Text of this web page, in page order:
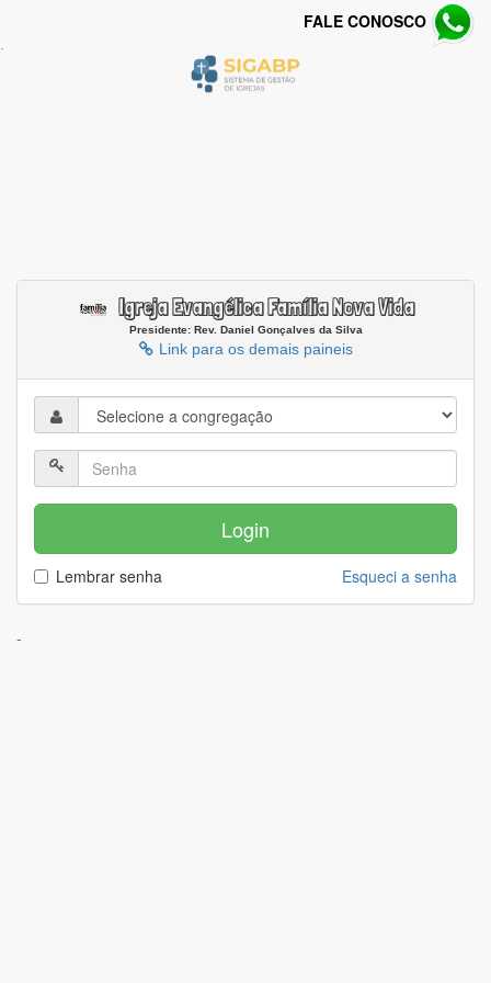
Igreja Evangélica Família Nova Vida
Presidente: Rev. Daniel Gonçalves da Silva
Link para os demais paineis
Lembrar senha Esqueci a senha
-
FALE CONOSCO